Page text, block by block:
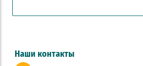
Наши контакты